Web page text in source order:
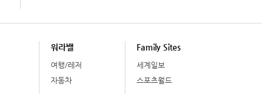
워라밸
여행/레저
자동차
Family Sites
세계일보
스포츠월드